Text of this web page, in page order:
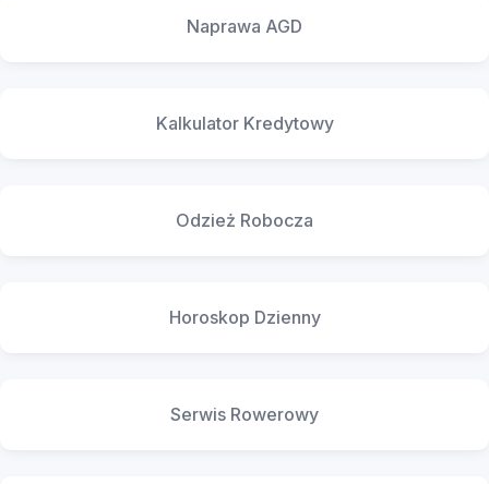
Naprawa AGD
Kalkulator Kredytowy
Odzież Robocza
Horoskop Dzienny
Serwis Rowerowy